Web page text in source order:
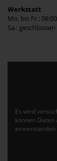
Werkstatt
Mo. bis Fr.:
Sa.: geschlossen
Es wird
können